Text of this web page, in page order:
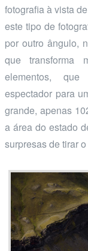
fotografia à vista
este tipo de
por outro ângulo,
que transforma
elementos, que
espectador para
grande, apenas
a área do estado
surpresas de tirar